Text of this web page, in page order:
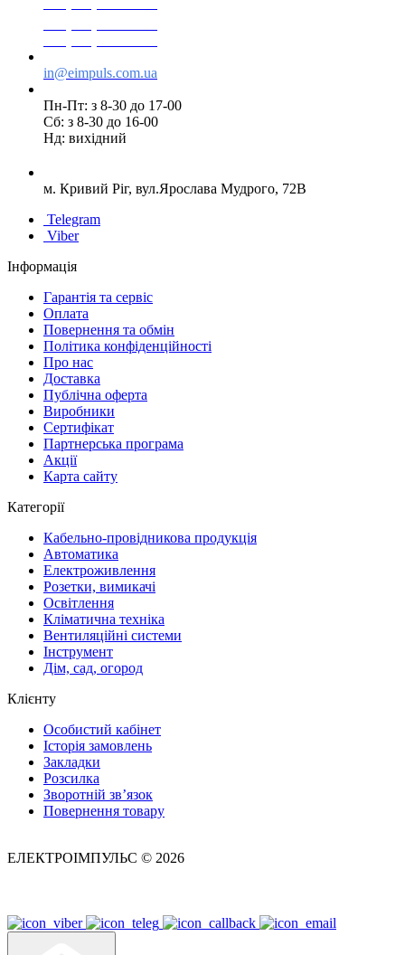
in@eimpuls.com.ua
Пн-Пт: з 8-30 до 17-00
Сб: з 8-30 до 16-00
Нд: вихідний
м. Кривий Ріг, вул.Ярослава Мудрого, 72В
Telegram
Viber
Інформація
Гарантія та сервіс
Оплата
Повернення та обмін
Політика конфіденційності
Про нас
Доставка
Публічна оферта
Виробники
Сертифікат
Партнерська програма
Акції
Карта сайту
Категорії
Кабельно-провідникова продукція
Автоматика
Електроживлення
Розетки, вимикачі
Освітлення
Кліматична техніка
Вентиляційні системи
Інструмент
Дім, сад, огород
Клієнту
Особистий кабінет
Історія замовлень
Закладки
Розсилка
Зворотній зв’язок
Повернення товару
ЕЛЕКТРОІМПУЛЬС © 2026